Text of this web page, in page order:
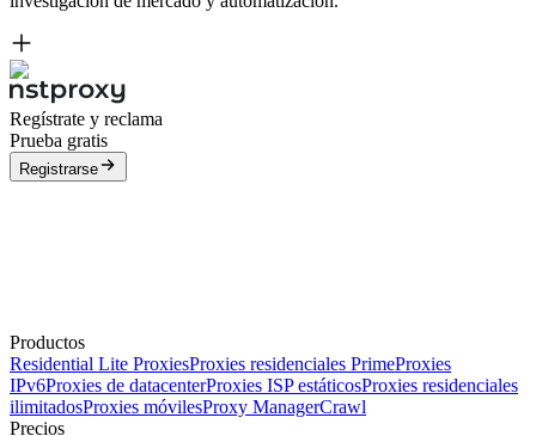
Regístrate y reclama
Prueba gratis
Registrarse
Productos
Residential Lite ProxiesProxies residenciales PrimeProxies
IPv6Proxies de datacenterProxies ISP estáticosProxies residenciales
ilimitadosProxies móvilesProxy ManagerCrawl
Precios